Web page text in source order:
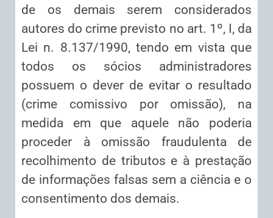
de os demais serem considerados
autores do crime previsto no art. 1º, I, da
Lei n. 8.137/1990, tendo em vista que
todos os sócios administradores
possuem o dever de evitar o resultado
(crime comissivo por omissão), na
medida em que aquele não poderia
proceder à omissão fraudulenta de
recolhimento de tributos e à prestação
de informações falsas sem a ciência e o
consentimento dos demais.